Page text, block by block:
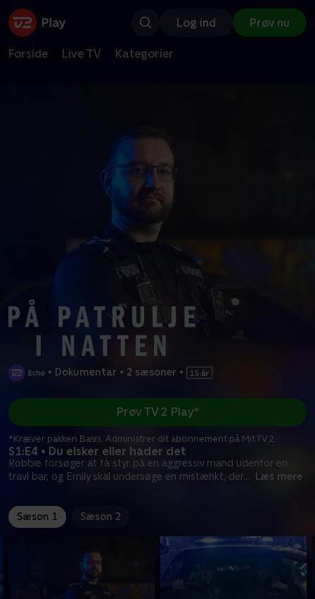
Log ind Prøv nu
Forside Live TV Kategorier
• Dokumentar • 2 sæsoner •
S1:E4 • Du elsker eller hader det
Robbie forsøger at få styr på en aggressiv mand udenfor en
travl bar, og Emily skal undersøge en mistænkt, der... Læs mere
Prøv TV 2 Play*
*Kræver pakken Basis. Administrer dit abonnement på Mit TV 2.
Sæson 1 Sæson 2